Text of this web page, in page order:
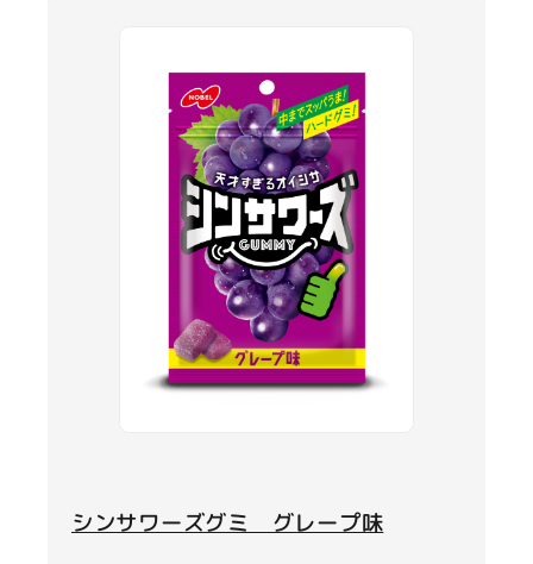
シンサワーズグミ グレープ味